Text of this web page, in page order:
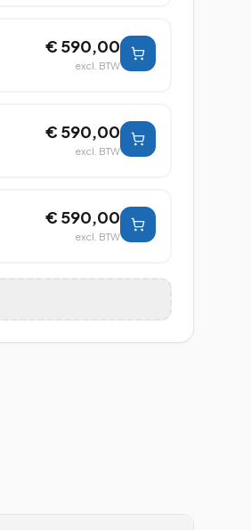
€ 590,00
excl. BTW
€ 590,00
excl. BTW
€ 590,00
excl. BTW